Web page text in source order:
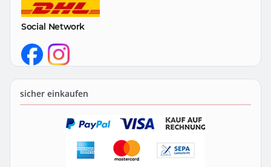
Social Network
sicher einkaufen